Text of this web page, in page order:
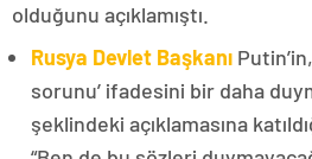
olduğunu açıklamıştı.
Rusya Devlet Başkanı
sorunu’ ifadesini bir daha
şeklindeki açıklamasına